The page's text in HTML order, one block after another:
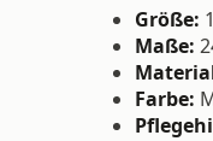
Größe:
Maße:
Farbe: